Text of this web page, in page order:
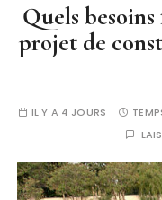
Quels
projet de
IL Y A 4 JOURS